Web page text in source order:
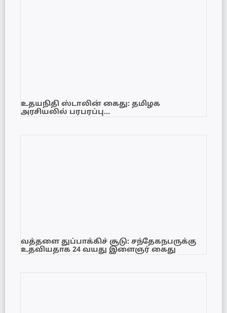
உதயநிதி ஸ்டாலின் கைது: தமிழக
அரசியலில் பரபரப்பு…
வத்தளை துப்பாக்கிச் சூடு: சந்தேகநபருக்கு
உதவியதாக 24 வயது இளைஞர் கைது